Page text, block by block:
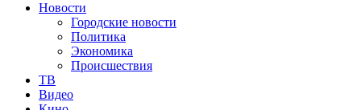
Новости
Городские новости
Политика
Экономика
Происшествия
ТВ
Видео